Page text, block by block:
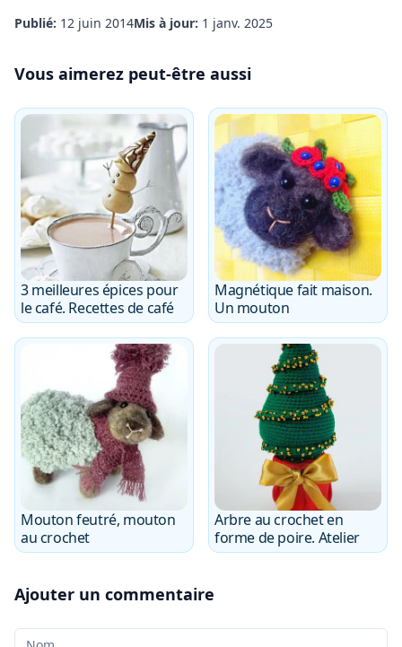
Publié: 12 juin 2014Mis à jour: 1 janv. 2025
Vous aimerez peut-être aussi
3 meilleures épices pour
le café. Recettes de café
Magnétique fait maison.
Un mouton
Mouton feutré, mouton
au crochet
Arbre au crochet en
forme de poire. Atelier
Ajouter un commentaire
Votre nom